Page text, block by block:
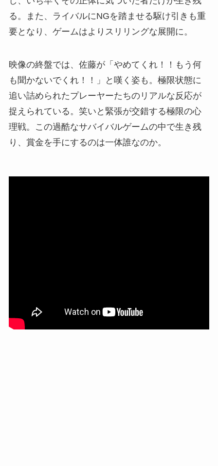
る。また、ライバルにNGを踏ませる駆け引きも重
要となり、ゲームはよりスリリングな展開に。
映像の終盤では、佐藤が「やめてくれ！！もう何
も聞かないでくれ！！」と嘆く姿も。極限状態に
追い詰められたプレーヤーたちのリアルな反応が
捉えられている。笑いと緊張が交錯する極限の心
理戦。この過酷なサバイバルゲームの中で生き残
り、賞金を手にするのは一体誰なのか。